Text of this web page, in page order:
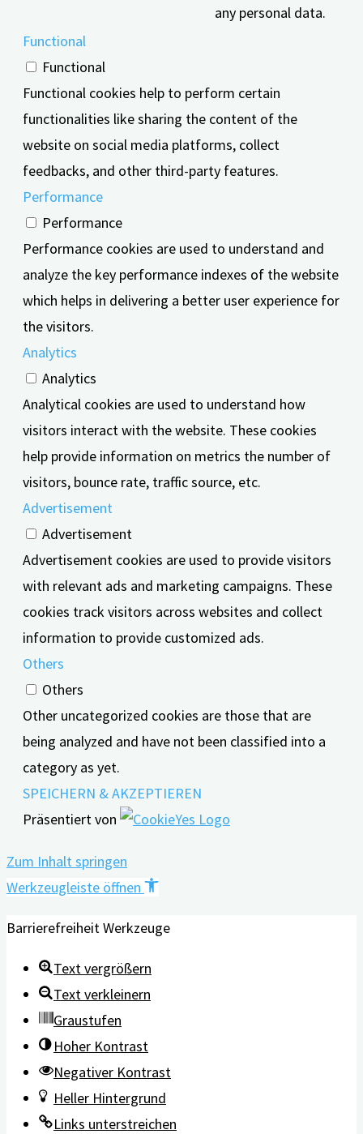
any personal data.
Functional
Functional
Functional cookies help to perform certain
functionalities like sharing the content of the
website on social media platforms, collect
feedbacks, and other third-party features.
Performance
Performance
Performance cookies are used to understand and
analyze the key performance indexes of the website
which helps in delivering a better user experience for
the visitors.
Analytics
Analytics
Analytical cookies are used to understand how
visitors interact with the website. These cookies
help provide information on metrics the number of
visitors, bounce rate, traffic source, etc.
Advertisement
Advertisement
Advertisement cookies are used to provide visitors
with relevant ads and marketing campaigns. These
cookies track visitors across websites and collect
information to provide customized ads.
Others
Others
Other uncategorized cookies are those that are
being analyzed and have not been classified into a
category as yet.
SPEICHERN & AKZEPTIEREN
Präsentiert von
Zum Inhalt springen
Werkzeugleiste öffnen
Barrierefreiheit Werkzeuge
Text vergrößern
Text verkleinern
Graustufen
Hoher Kontrast
Negativer Kontrast
Heller Hintergrund
Links unterstreichen